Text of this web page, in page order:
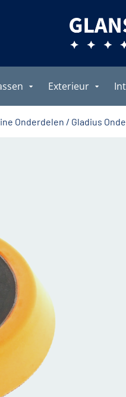
Exterieur
Onderdelen / Gladius